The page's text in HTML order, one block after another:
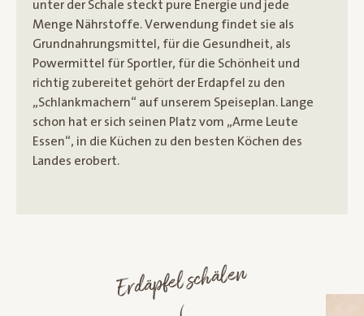
unter der Schale steckt pure Energie und jede
Menge Nährstoffe. Verwendung findet sie als
Grundnahrungsmittel, für die Gesundheit, als
Powermittel für Sportler, für die Schönheit und
richtig zubereitet gehört der Erdapfel zu den
„Schlankmachern“ auf unserem Speiseplan. Lange
schon hat er sich seinen Platz vom „Arme Leute
Essen“, in die Küchen zu den besten Köchen des
Landes erobert.
Erdäpfel schälen